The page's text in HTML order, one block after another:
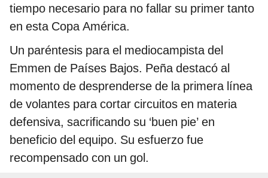
tiempo necesario para no fallar su primer tanto
en esta Copa América.
Un paréntesis para el mediocampista del
Emmen de Países Bajos. Peña destacó al
momento de desprenderse de la primera línea
de volantes para cortar circuitos en materia
defensiva, sacrificando su ‘buen pie’ en
beneficio del equipo. Su esfuerzo fue
recompensado con un gol.